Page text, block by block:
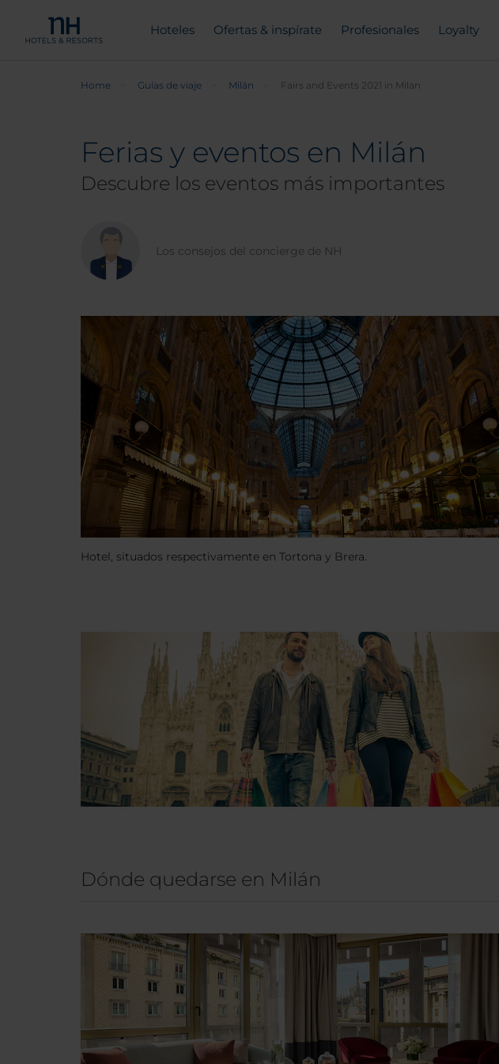
Hoteles Ofertas & inspírate Profesionales Loyalty
Home Guías de viaje Milán Fairs and Events 2021 in Milan
Ferias y eventos en Milán
Descubre los eventos más importantes
Los consejos del concierge de NH
Hotel, situados respectivamente en Tortona y Brera.
Dónde quedarse en Milán